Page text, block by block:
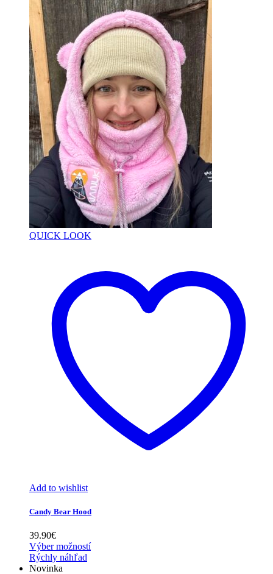
QUICK LOOK
Add to wishlist
Candy Bear Hood
39.90€
Výber možností
Rýchly náhľad
Novinka